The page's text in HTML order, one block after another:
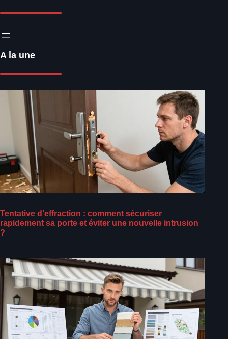
A la une
Tentative d’effraction : comment sécuriser
rapidement sa porte et éviter une nouvelle intrusion
?